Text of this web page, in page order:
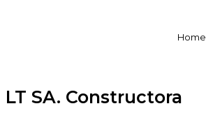
Home
LT SA. Constructora